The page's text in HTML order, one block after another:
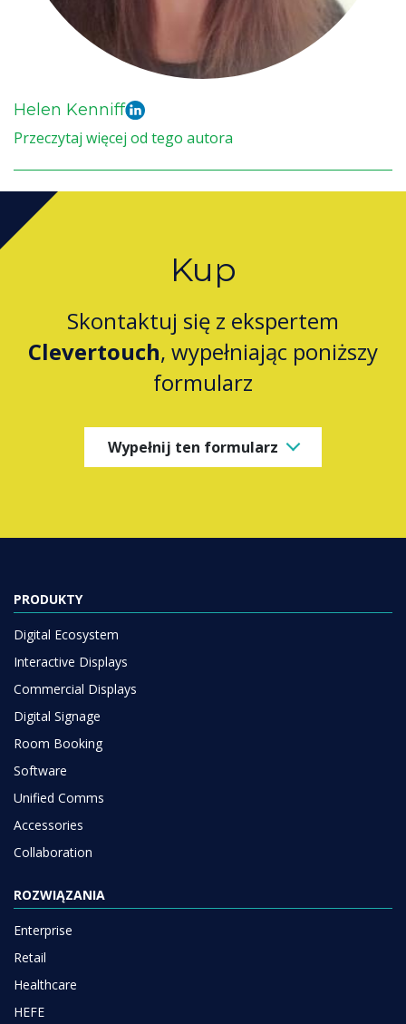
Helen Kenniff
Przeczytaj więcej od tego autora
Kup
Skontaktuj się z ekspertem
Clevertouch, wypełniając poniższy
formularz
Wypełnij ten formularz
PRODUKTY
Digital Ecosystem
Interactive Displays
Commercial Displays
Digital Signage
Room Booking
Software
Unified Comms
Accessories
Collaboration
ROZWIĄZANIA
Enterprise
Retail
Healthcare
HEFE